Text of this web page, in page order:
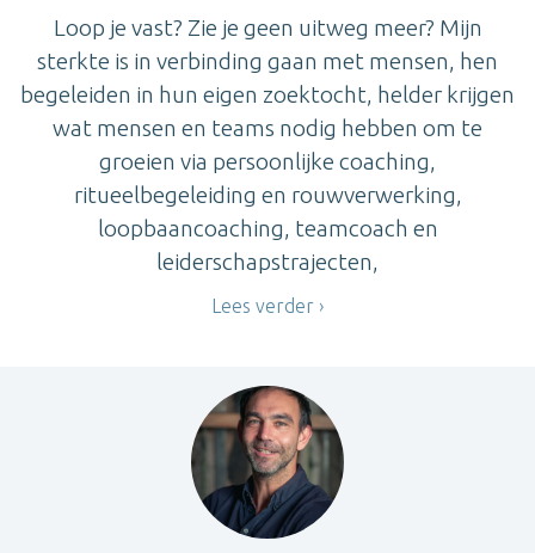
Loop je vast? Zie je geen uitweg meer? Mijn
sterkte is in verbinding gaan met mensen, hen
begeleiden in hun eigen zoektocht, helder krijgen
wat mensen en teams nodig hebben om te
groeien via persoonlijke coaching,
ritueelbegeleiding en rouwverwerking,
loopbaancoaching, teamcoach en
leiderschapstrajecten,
Lees verder